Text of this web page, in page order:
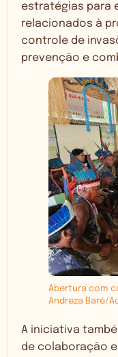
estratégias para
relacionados à
controle de
prevenção e
Abertura com
Andreza Baré/
A iniciativa
de colaboração